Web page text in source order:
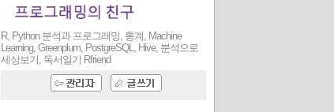
R, Python 분석과 프로그래밍, 통계, Machine
Learning, Greenplum, PostgreSQL, Hive, 분석으로
세상보기, 독서일기
Rfriend